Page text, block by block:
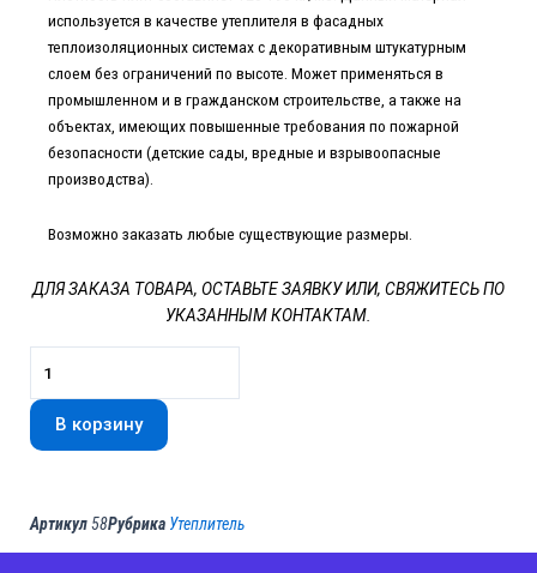
используется в качестве утеплителя в фасадных
теплоизоляционных системах с декоративным штукатурным
слоем без ограничений по высоте. Может применяться в
промышленном и в гражданском строительстве, а также на
объектах, имеющих повышенные требования по пожарной
безопасности (детские сады, вредные и взрывоопасные
производства).
Возможно заказать любые существующие размеры.
ДЛЯ ЗАКАЗА ТОВАРА, ОСТАВЬТЕ ЗАЯВКУ ИЛИ, СВЯЖИТЕСЬ ПО
УКАЗАННЫМ КОНТАКТАМ.
товара
Утеплитель
базальтовый
1200
В корзину
Артикул58Рубрика Утеплитель